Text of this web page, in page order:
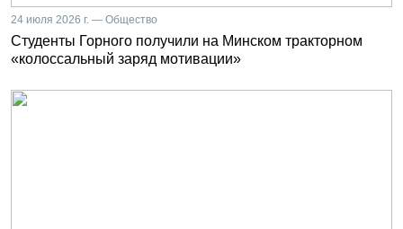
24 июля 2026 г. — Общество
Студенты Горного получили на Минском тракторном
«колоссальный заряд мотивации»